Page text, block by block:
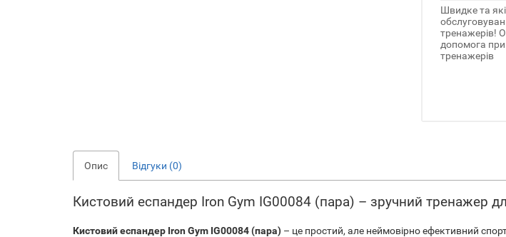
Швидке та
тренажерів!
допомога при
тренажерів
Опис Відгуки (0)
Кистовий еспандер Iron Gym IG00084 (пара) – зручний тренажер
Кистовий еспандер Iron Gym IG00084 (пара) – це простий, але неймовірно ефективний